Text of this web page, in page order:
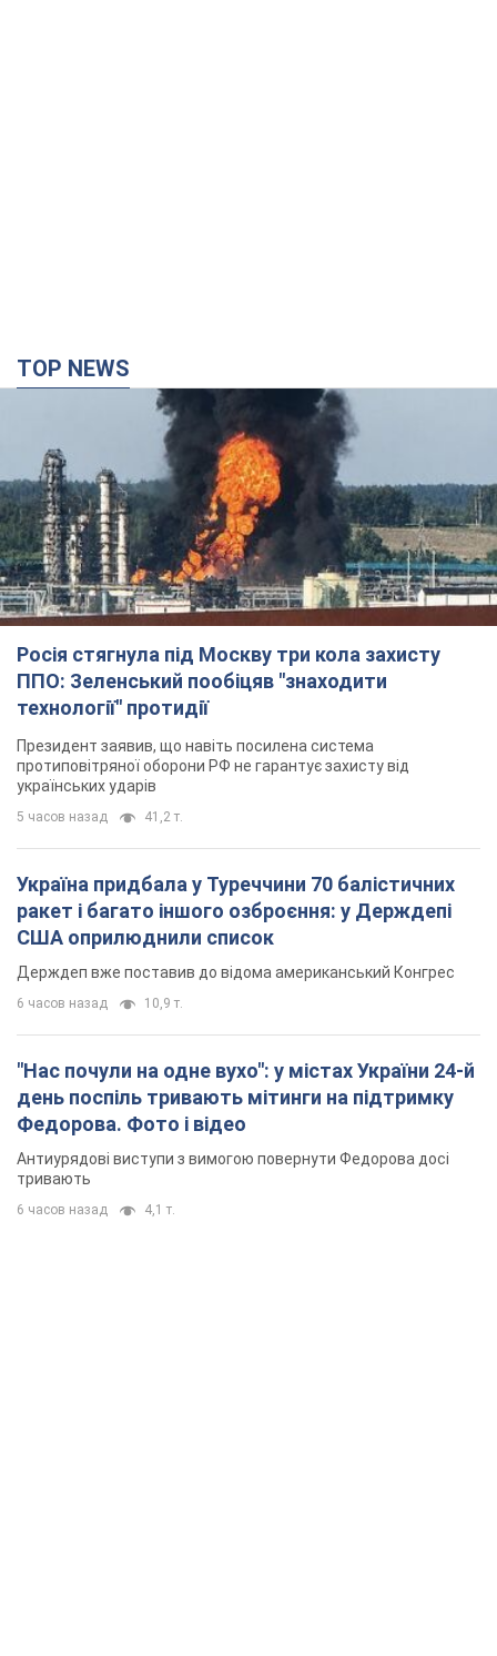
TOP NEWS
Росія стягнула під Москву три кола захисту
ППО: Зеленський пообіцяв "знаходити
технології" протидії
Президент заявив, що навіть посилена система
протиповітряної оборони РФ не гарантує захисту від
українських ударів
5 часов назад 41,2 т.
Україна придбала у Туреччини 70 балістичних
ракет і багато іншого озброєння: у Держдепі
США оприлюднили список
Держдеп вже поставив до відома американський Конгрес
6 часов назад 10,9 т.
"Нас почули на одне вухо": у містах України 24-й
день поспіль тривають мітинги на підтримку
Федорова. Фото і відео
Антиурядові виступи з вимогою повернути Федорова досі
тривають
6 часов назад 4,1 т.